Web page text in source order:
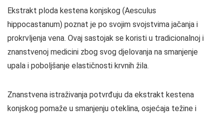
Ekstrakt ploda kestena konjskog (Aesculus
hippocastanum) poznat je po svojim svojstvima jačanja i
prokrvljenja vena. Ovaj sastojak se koristi u tradicionalnoj i
znanstvenoj medicini zbog svog djelovanja na smanjenje
upala i poboljšanje elastičnosti krvnih žila.
Znanstvena istraživanja potvrđuju da ekstrakt kestena
konjskog pomaže u smanjenju oteklina, osjećaja težine i